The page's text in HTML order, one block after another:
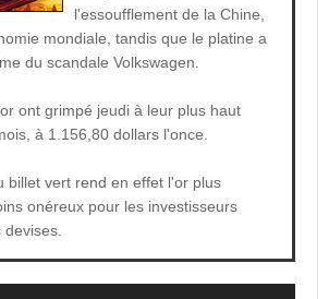
l'essoufflement de la Chine,
mondiale, tandis que le platine a
du scandale Volkswagen.
ont grimpé jeudi à leur plus haut
à 1.156,80 dollars l'once.
billet vert rend en effet l'or plus
onéreux pour les investisseurs